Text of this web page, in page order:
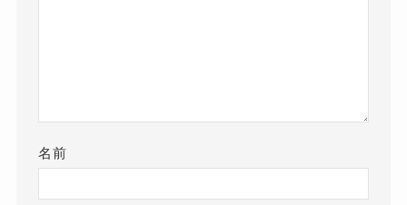
名前